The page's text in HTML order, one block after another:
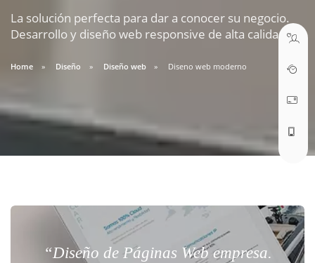
La solución perfecta para dar a conocer su negocio.
Desarrollo y diseño web responsive de alta calidad.
Home Diseño Diseño web Diseno web moderno
“Diseño de Páginas Web empresa.
soporte@webseo.cl